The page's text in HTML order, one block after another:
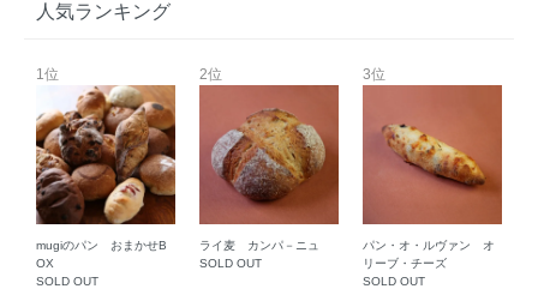
人気ランキング
1位
mugiのパン おまかせB
OX
SOLD OUT
2位
ライ麦 カンパ－ニュ
SOLD OUT
3位
パン・オ・ルヴァン オ
リーブ・チーズ
SOLD OUT